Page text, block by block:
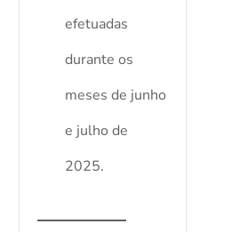
efetuadas
durante os
meses de junho
e julho de
2025.